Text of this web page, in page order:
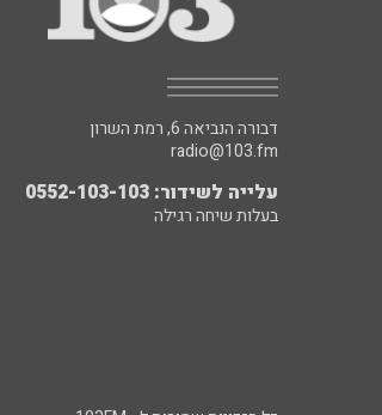
דבורה הנביאה 6, רמת השרון
radio@103.fm
עלייה לשידור: 0552-103-103
בעלות שיחה רגילה